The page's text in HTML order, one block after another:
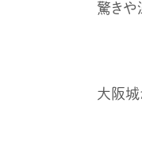
驚きや
大阪城